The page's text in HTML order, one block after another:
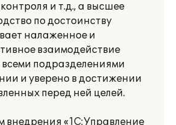
и т.д., а высшее
по достоинству
налаженное и
взаимодействие
подразделениями
и уверено в достижении
перед ней целей.
внедрения «1С:Управление